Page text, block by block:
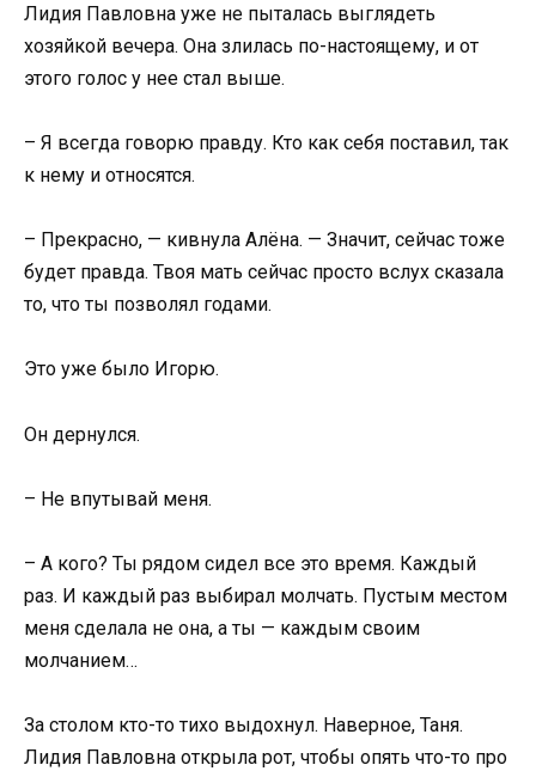
Лидия Павловна уже не пыталась выглядеть
хозяйкой вечера. Она злилась по-настоящему, и от
этого голос у нее стал выше.
– Я всегда говорю правду. Кто как себя поставил, так
к нему и относятся.
– Прекрасно, — кивнула Алёна. — Значит, сейчас тоже
будет правда. Твоя мать сейчас просто вслух сказала
то, что ты позволял годами.
Это уже было Игорю.
Он дернулся.
– Не впутывай меня.
– А кого? Ты рядом сидел все это время. Каждый
раз. И каждый раз выбирал молчать. Пустым местом
меня сделала не она, а ты — каждым своим
молчанием…
За столом кто-то тихо выдохнул. Наверное, Таня.
Лидия Павловна открыла рот, чтобы опять что-то про